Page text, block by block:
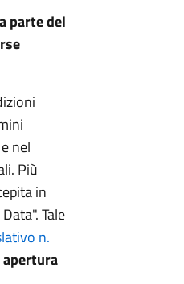
parte del
nel
Più
in
Tale
n.
apertura